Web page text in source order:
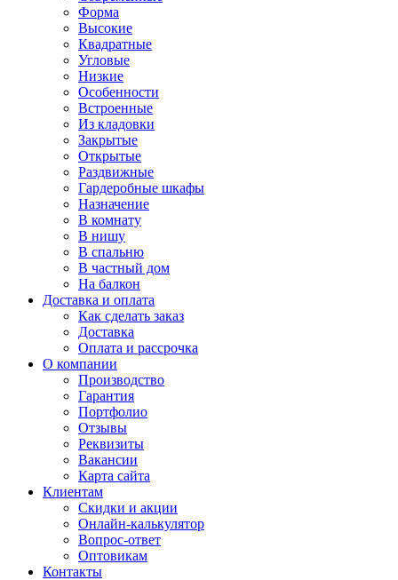
Форма
Высокие
Квадратные
Угловые
Низкие
Особенности
Встроенные
Из кладовки
Закрытые
Открытые
Раздвижные
Гардеробные шкафы
Назначение
В комнату
В нишу
В спальню
В частный дом
На балкон
Доставка и оплата
Как сделать заказ
Доставка
Оплата и рассрочка
О компании
Производство
Гарантия
Портфолио
Отзывы
Реквизиты
Вакансии
Карта сайта
Клиентам
Скидки и акции
Онлайн-калькулятор
Вопрос-ответ
Оптовикам
Контакты